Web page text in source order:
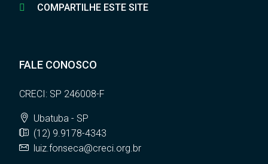
COMPARTILHE ESTE SITE
FALE CONOSCO
CRECI: SP 246008-F
Ubatuba - SP
(12) 9.9178-4343
luiz.fonseca@creci.org.br